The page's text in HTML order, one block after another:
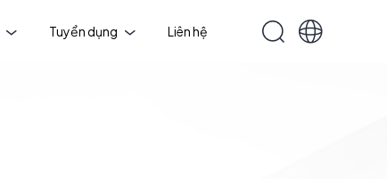
Tuyển dụng Liên hệ